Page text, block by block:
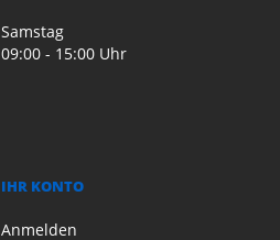
Samstag
09:00 - 15:00 Uhr
IHR KONTO
Anmelden